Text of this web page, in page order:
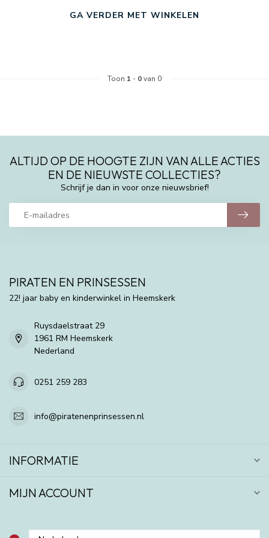
GA VERDER MET WINKELEN
Toon 1 - 0van 0
ALTIJD OP DE HOOGTE ZIJN VAN ALLE ACTIES
EN DE NIEUWSTE COLLECTIES?
Schrijf je dan in voor onze nieuwsbrief!
PIRATEN EN PRINSESSEN
22! jaar baby en kinderwinkel in Heemskerk
Ruysdaelstraat 29
1961 RM Heemskerk
Nederland
0251 259 283
info@piratenenprinsessen.nl
INFORMATIE
MIJN ACCOUNT